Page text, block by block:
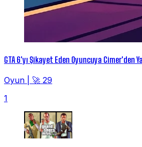
GTA 6'yı Şikayet Eden Oyuncuya Cimer'den
Oyun
🚀 29
1